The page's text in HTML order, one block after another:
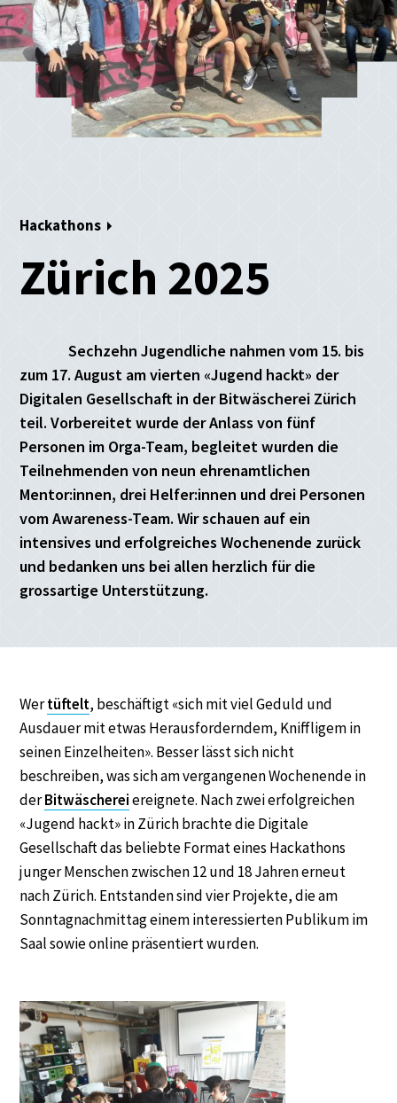
Hackathons
Zürich 2025
Sechzehn Jugendliche nahmen vom 15. bis
zum 17. August am vierten «Jugend hackt» der
Digitalen Gesellschaft in der Bitwäscherei Zürich
teil. Vorbereitet wurde der Anlass von fünf
Personen im Orga-Team, begleitet wurden die
Teilnehmenden von neun ehrenamtlichen
Mentor:innen, drei Helfer:innen und drei Personen
vom Awareness-Team. Wir schauen auf ein
intensives und erfolgreiches Wochenende zurück
und bedanken uns bei allen herzlich für die
grossartige Unterstützung.
Wertüftelt, beschäftigt «sich mit viel Geduld und
Ausdauer mit etwas Herausforderndem, Kniffligem in
seinen Einzelheiten». Besser lässt sich nicht
beschreiben, was sich am vergangenen Wochenende in
derBitwäschereiereignete. Nach zwei erfolgreichen
«Jugend hackt» in Zürich brachte die Digitale
Gesellschaft das beliebte Format eines Hackathons
junger Menschen zwischen 12 und 18 Jahren erneut
nach Zürich. Entstanden sind vier Projekte, die am
Sonntagnachmittag einem interessierten Publikum im
Saal sowie online präsentiert wurden.